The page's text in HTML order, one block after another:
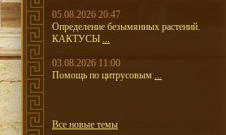
05.08.2026 20:47
Определение безымянных растений.
КАКТУСЫ ...
03.08.2026 11:00
Помощь по цитрусовым ...
Все новые темы